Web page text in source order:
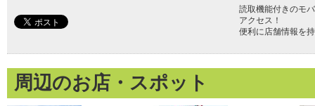
読取機能付きのモ
アクセス！
便利に店舗情報を
周辺のお店・スポット